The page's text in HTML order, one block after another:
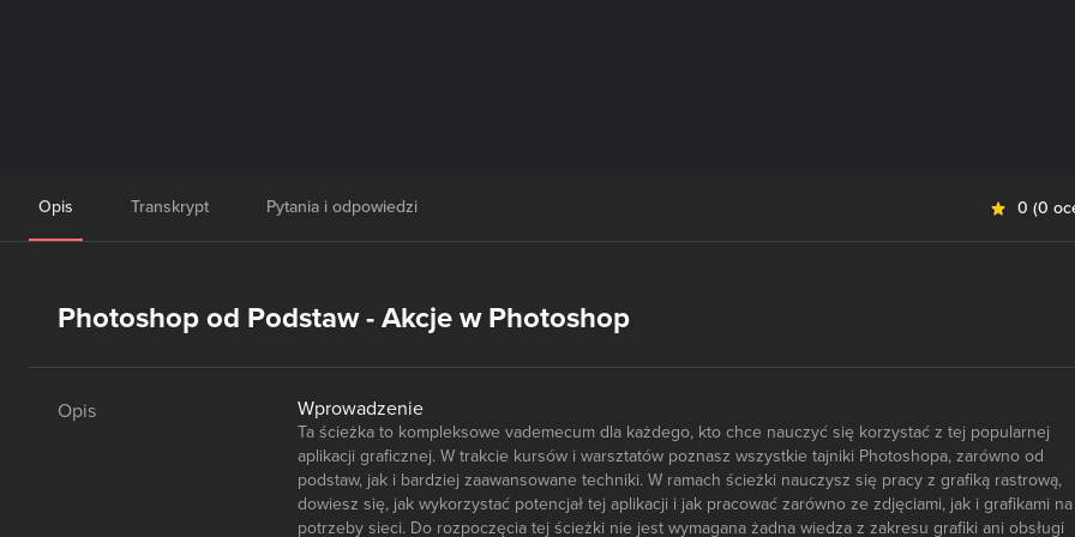
Opis Transkrypt Pytania i odpowiedzi 0 (0
Photoshop od Podstaw - Akcje w Photoshop
Opis Wprowadzenie
Ta ścieżka to kompleksowe vademecum dla każdego, kto chce nauczyć się korzystać z tej popularnej
aplikacji graficznej. W trakcie kursów i warsztatów poznasz wszystkie tajniki Photoshopa, zarówno od
podstaw, jak i bardziej zaawansowane techniki. W ramach ścieżki nauczysz się pracy z grafiką rastrową,
dowiesz się, jak wykorzystać potencjał tej aplikacji i jak pracować zarówno ze zdjęciami, jak i grafikami na
potrzeby sieci. Do rozpoczęcia tej ścieżki nie jest wymagana żadna wiedza z zakresu grafiki ani obsługi